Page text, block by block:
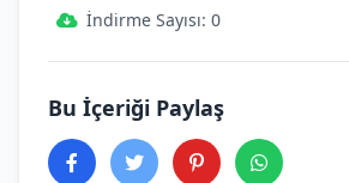
İndirme Sayısı: 0
Bu İçeriği Paylaş